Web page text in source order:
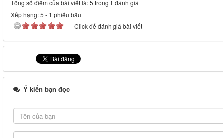
Tổng số điểm của bài viết là: 5 trong 1 đánh giá
Xếp hạng:5 - 1 phiếu bầu
Click để đánh giá bài viết
Ý kiến bạn đọc